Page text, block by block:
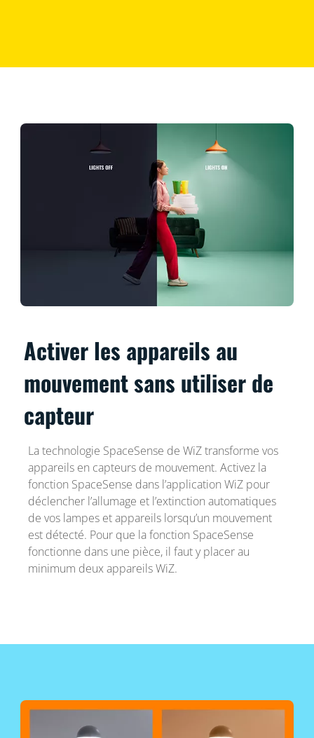
Activer les appareils au
mouvement sans utiliser de
capteur
La technologie SpaceSense de WiZ transforme vos
appareils en capteurs de mouvement. Activez la
fonction SpaceSense dans l’application WiZ pour
déclencher l’allumage et l’extinction automatiques
de vos lampes et appareils lorsqu’un mouvement
est détecté. Pour que la fonction SpaceSense
fonctionne dans une pièce, il faut y placer au
minimum deux appareils WiZ.